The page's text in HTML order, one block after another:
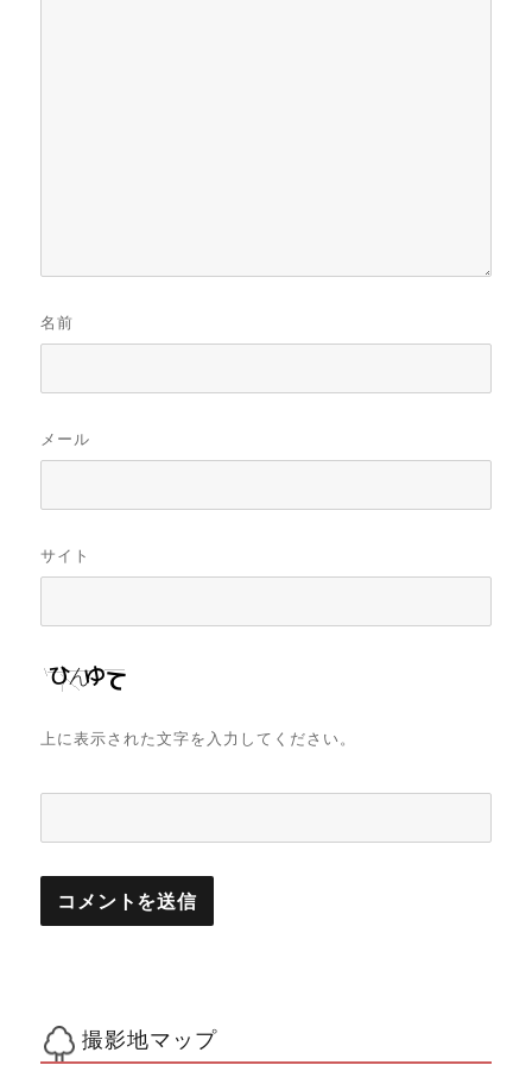
名前
メール
サイト
上に表示された文字を入力してください。
撮影地マップ